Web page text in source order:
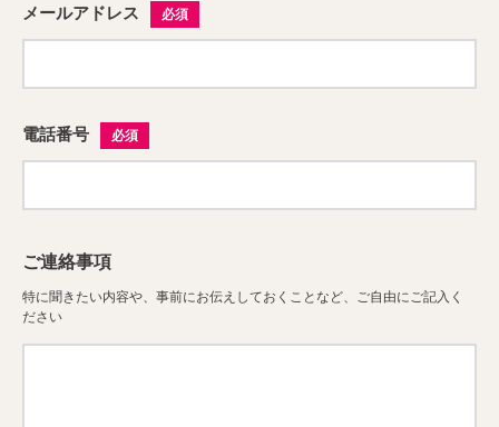
メールアドレス 必須
電話番号 必須
ご連絡事項
特に聞きたい内容や、事前にお伝えしておくことなど、ご自由にご記入く
ださい